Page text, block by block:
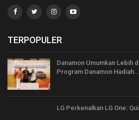
TERPOPULER
Danamon Umumkan Lebih
Program Danamon Hadiah…
LG Perkenalkan LG One: